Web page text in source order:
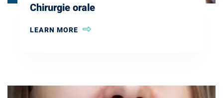
Chirurgie orale
LEARN MORE